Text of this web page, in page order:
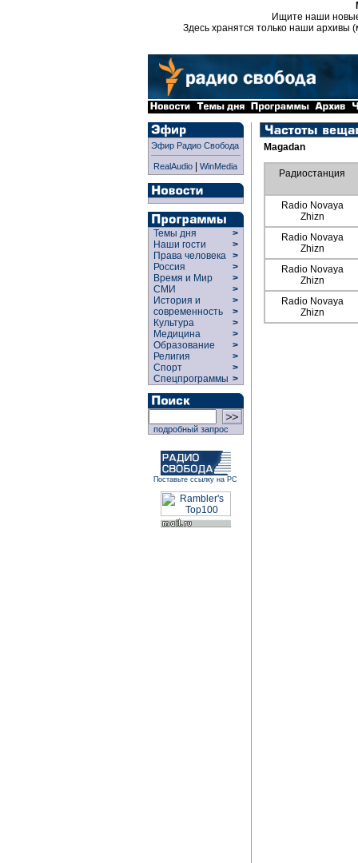
Ищите наши
Здесь хранятся только наши архивы
Эфир Радио Свобода
RealAudio WinMedia
Темы дня
>
Наши гости
>
Права человека >
Россия
>
Время и Мир
>
СМИ
>
История и
современность
>
>
Культура
>
Медицина
>
Образование
>
Религия
>
Спорт
>
Спецпрограммы >
подробный запрос
Поставьте ссылку на РС
Magadan
Радиостанция
Radio Novaya
Zhizn
Radio Novaya
Zhizn
Radio Novaya
Zhizn
Radio Novaya
Zhizn